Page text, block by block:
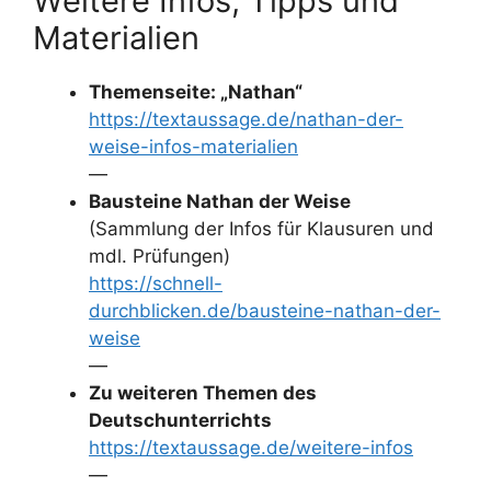
Materialien
Themenseite: „Nathan“
https://textaussage.de/nathan-der-
weise-infos-materialien
—
Bausteine Nathan der Weise
(Sammlung der Infos für Klausuren und
mdl. Prüfungen)
https://schnell-
durchblicken.de/bausteine-nathan-der-
weise
—
Zu weiteren Themen des
Deutschunterrichts
https://textaussage.de/weitere-infos
—